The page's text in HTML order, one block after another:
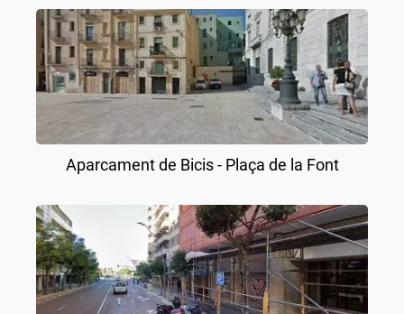
Aparcament de Bicis - Plaça de la Font